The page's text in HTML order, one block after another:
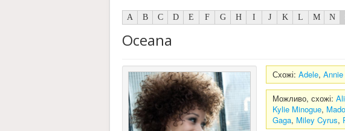
A B C D E F G H I J K L M N
Oceana
Схожі:Adele,
Можливо, схожі:
Kylie Minogue,
Gaga, Miley Cyrus,